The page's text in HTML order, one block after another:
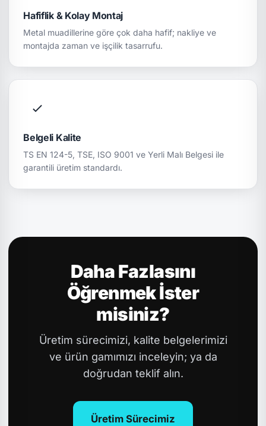
Hafiflik & Kolay Montaj
Metal muadillerine göre çok daha hafif; nakliye ve
montajda zaman ve işçilik tasarrufu.
Belgeli Kalite
TS EN 124-5, TSE, ISO 9001 ve Yerli Malı Belgesi ile
garantili üretim standardı.
Daha Fazlasını
Öğrenmek İster
misiniz?
Üretim sürecimizi, kalite belgelerimizi
ve ürün gamımızı inceleyin; ya da
doğrudan teklif alın.
Üretim Sürecimiz